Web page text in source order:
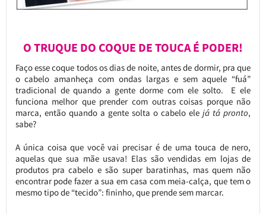
O TRUQUE DO COQUE DE TOUCA É PODER!
Faço esse coque todos os dias de noite, antes de dormir, pra que
o cabelo amanheça com ondas largas e sem aquele “fuá”
tradicional de quando a gente dorme com ele solto. E ele
funciona melhor que prender com outras coisas porque não
marca, então quando a gente solta o cabelo ele já tá pronto,
sabe?
A única coisa que você vai precisar é de uma touca de nero,
aquelas que sua mãe usava! Elas são vendidas em lojas de
produtos pra cabelo e são super baratinhas, mas quem não
encontrar pode fazer a sua em casa com meia-calça, que tem o
mesmo tipo de “tecido”: fininho, que prende sem marcar.